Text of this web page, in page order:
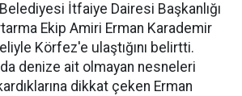
İtfaiye Dairesi Başkanlığı
Ekip Amiri Erman Karademir
Körfez'e ulaştığını belirtti.
denize ait olmayan nesneleri
dikkat çeken Erman